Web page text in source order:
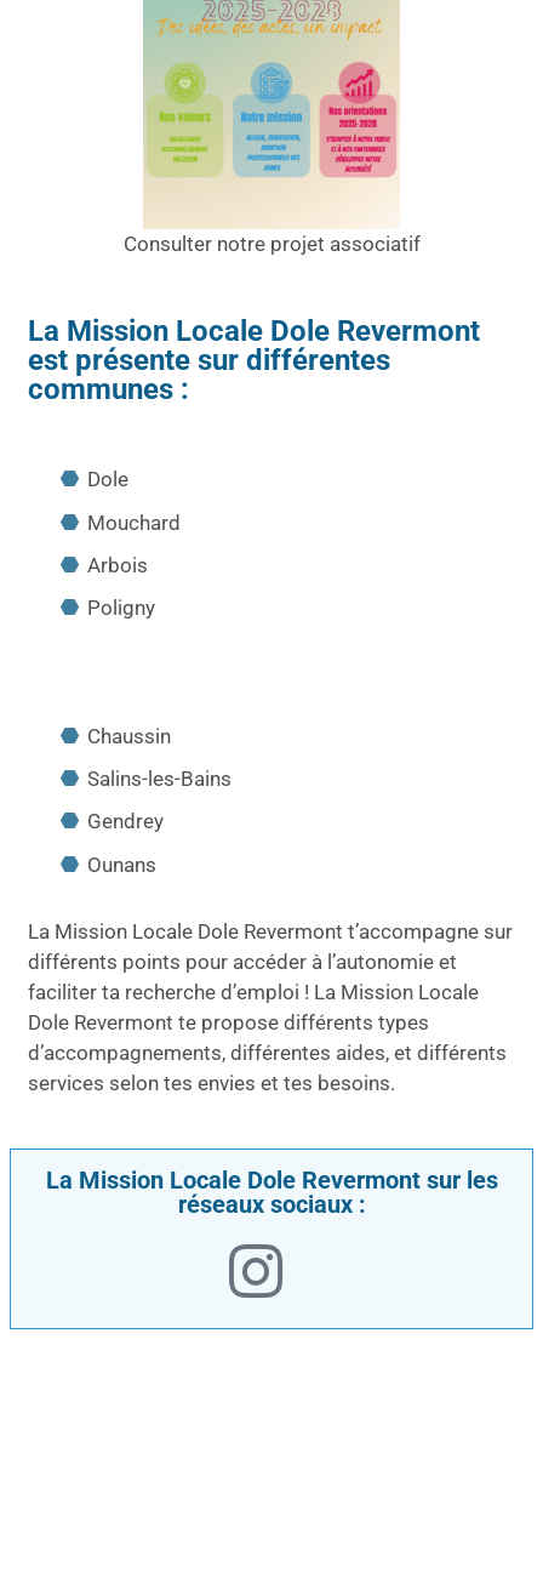
Consulter notre projet associatif
La Mission Locale Dole Revermont
est présente sur différentes
communes :
Dole
Mouchard
Arbois
Poligny
Chaussin
Salins-les-Bains
Gendrey
Ounans
La Mission Locale Dole Revermont t’accompagne sur
différents points pour accéder à l’autonomie et
faciliter ta recherche d’emploi ! La Mission Locale
Dole Revermont te propose différents types
d’accompagnements, différentes aides, et différents
services selon tes envies et tes besoins.
La Mission Locale Dole Revermont sur les
réseaux sociaux :